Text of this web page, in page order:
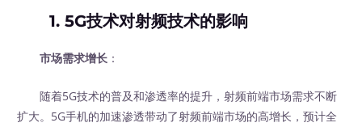
1. 5G技术对射频技术的影响
市场需求增长 ：
随着5G技术的普及和渗透率的提升，射频前端市场需求不断
扩大。5G手机的加速渗透带动了射频前端市场的高增长，预计全